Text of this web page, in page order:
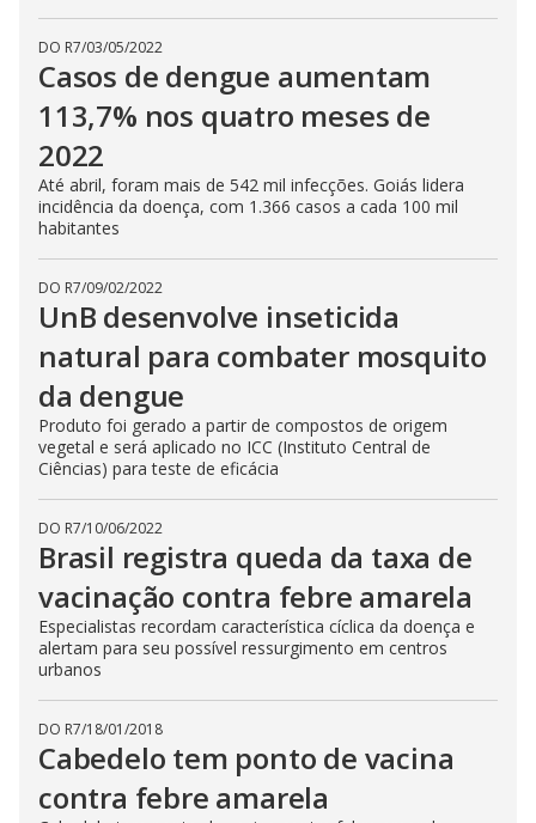
DO R7/03/05/2022
Casos de dengue aumentam
113,7% nos quatro meses de
2022
Até abril, foram mais de 542 mil infecções. Goiás lidera
incidência da doença, com 1.366 casos a cada 100 mil
habitantes
DO R7/09/02/2022
UnB desenvolve inseticida
natural para combater mosquito
da dengue
Produto foi gerado a partir de compostos de origem
vegetal e será aplicado no ICC (Instituto Central de
Ciências) para teste de eficácia
DO R7/10/06/2022
Brasil registra queda da taxa de
vacinação contra febre amarela
Especialistas recordam característica cíclica da doença e
alertam para seu possível ressurgimento em centros
urbanos
DO R7/18/01/2018
Cabedelo tem ponto de vacina
contra febre amarela